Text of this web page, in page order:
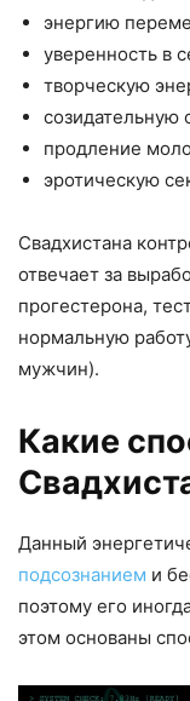
энергию
уверенность в
творческую
созидательную
продление
эротическую
Свадхистана
отвечает за
прогестерона,
нормальную
мужчин).
Какие
Данный
подсознанием и
поэтому его
этом основаны